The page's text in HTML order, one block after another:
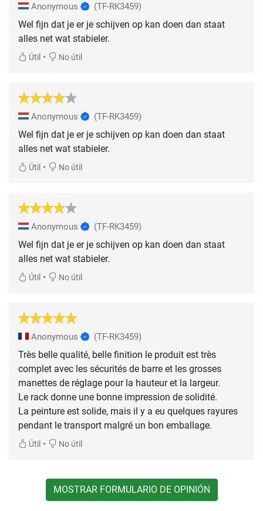
Anonymous (TF-RK3459)
Wel fijn dat je er je schijven op kan doen dan staat
alles net wat stabieler.
Útil • No útil
Anonymous (TF-RK3459)
Wel fijn dat je er je schijven op kan doen dan staat
alles net wat stabieler.
Útil • No útil
Anonymous (TF-RK3459)
Wel fijn dat je er je schijven op kan doen dan staat
alles net wat stabieler.
Útil • No útil
Anonymous (TF-RK3459)
Très belle qualité, belle finition le produit est très
complet avec les sécurités de barre et les grosses
manettes de réglage pour la hauteur et la largeur.
Le rack donne une bonne impression de solidité.
La peinture est solide, mais il y a eu quelques rayures
pendant le transport malgré un bon emballage.
Útil • No útil
MOSTRAR FORMULARIO DE OPINIÓN